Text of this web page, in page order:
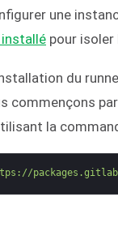
une
pour
du
commençons
la